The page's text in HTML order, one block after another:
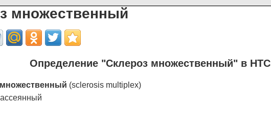
множественный
Определение "Склероз множественный" в НТС
(sclerosis multiplex)